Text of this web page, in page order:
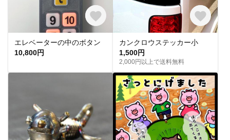
エレベーターの中のボタン
10,800円
カンクロウステッカー小
1,500円
2,000円以上で送料無料